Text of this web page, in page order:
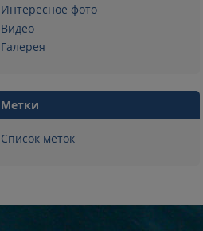
Интересное фото
Видео
Галерея
Метки
Список меток